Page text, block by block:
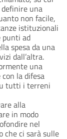
una
non facile,
istituzionali
punti ad
spesa da una
dall’altra.
una
la difesa
tutti i terreni
alla
in modo
nel
che ci sarà sulle